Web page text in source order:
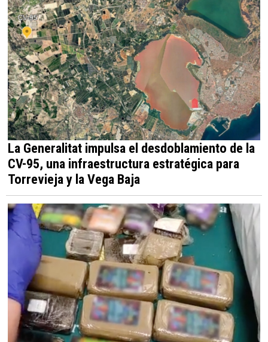
La Generalitat impulsa el desdoblamiento de la
CV-95, una infraestructura estratégica para
Torrevieja y la Vega Baja